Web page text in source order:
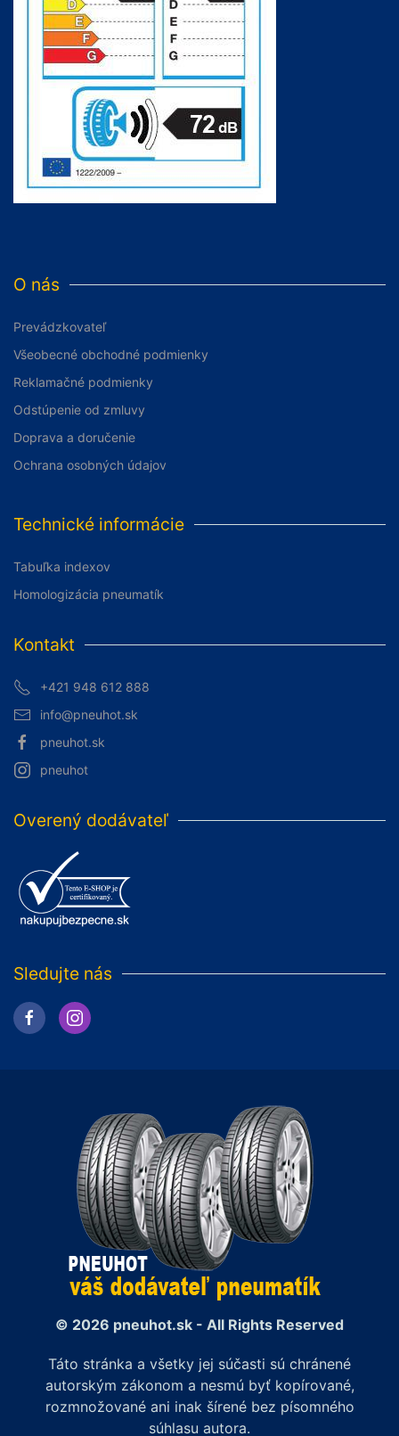
O nás
Prevádzkovateľ
Všeobecné obchodné podmienky
Reklamačné podmienky
Odstúpenie od zmluvy
Doprava a doručenie
Ochrana osobných údajov
Technické informácie
Tabuľka indexov
Homologizácia pneumatík
Kontakt
+421 948 612 888
info@pneuhot.sk
pneuhot.sk
pneuhot
Overený dodávateľ
Sledujte nás
© 2026 pneuhot.sk - All Rights Reserved
Táto stránka a všetky jej súčasti sú chránené
autorským zákonom a nesmú byť kopírované,
rozmnožované ani inak šírené bez písomného
súhlasu autora.